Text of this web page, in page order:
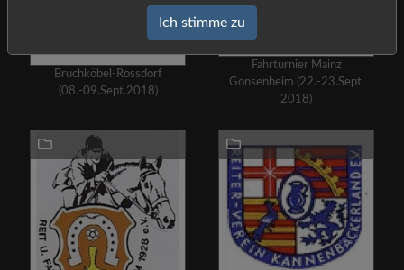
Bruchköbel-Rossdorf
(08.-09.Sept.2018)
Fahrturnier Mainz
Gonsenheim (22.-23.Sept.
2018)
Ich stimme zu